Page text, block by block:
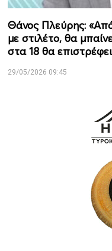
Θάνος Πλεύρης:
με στιλέτο, θα
στα 18 θα
29/05/2026 09:45